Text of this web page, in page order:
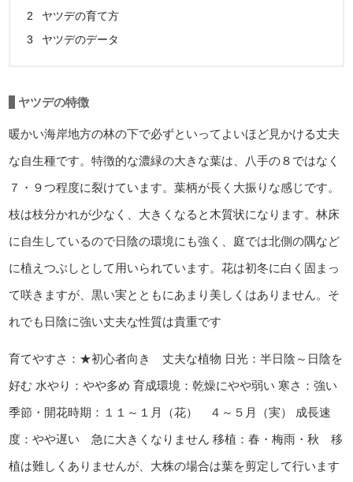
2
ヤツデの育て方
3
ヤツデのデータ
ヤツデの特徴
暖かい海岸地方の林の下で必ずといってよいほど見かける丈夫
な自生種です。特徴的な濃緑の大きな葉は、八手の８ではなく
７・９つ程度に裂けています。葉柄が長く大振りな感じです。
枝は枝分かれが少なく、大きくなると木質状になります。林床
に自生しているので日陰の環境にも強く、庭では北側の隅など
に植えつぶしとして用いられています。花は初冬に白く固まっ
て咲きますが、黒い実とともにあまり美しくはありません。そ
れでも日陰に強い丈夫な性質は貴重です
育てやすさ：★初心者向き 丈夫な植物 日光：半日陰～日陰を
好む 水やり：やや多め 育成環境：乾燥にやや弱い 寒さ：強い
季節・開花時期：１１～１月（花） ４～５月（実）
成長速
度：やや遅い 急に大きくなりません 移植：春・梅雨・秋 移
植は難しくありませんが、大株の場合は葉を剪定して行います